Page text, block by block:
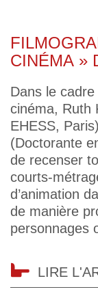
CINÉMA »
Dans le
cinéma, Ruth
EHESS,
(Doctorante
de recenser
courts-
d’animation
de manière
personnages
LIRE